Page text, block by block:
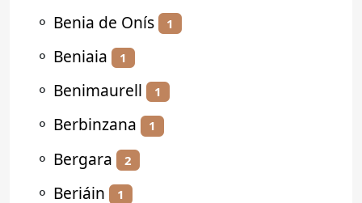
⚬ Benia de Onís 1
⚬ Beniaia 1
⚬ Benimaurell 1
⚬ Berbinzana 1
⚬ Bergara 2
⚬ Beriáin 1